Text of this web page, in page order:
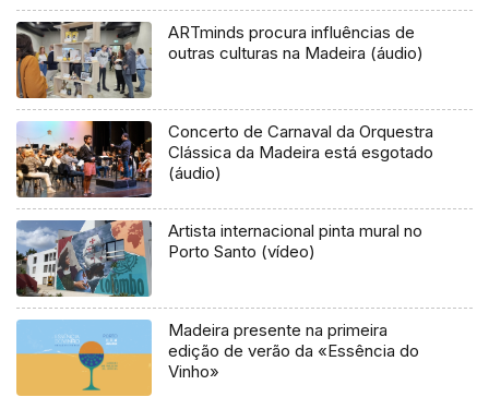
ARTminds procura influências de
outras culturas na Madeira (áudio)
Concerto de Carnaval da Orquestra
Clássica da Madeira está esgotado
(áudio)
Artista internacional pinta mural no
Porto Santo (vídeo)
Madeira presente na primeira
edição de verão da «Essência do
Vinho»